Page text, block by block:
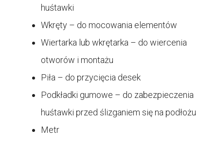
huśtawki
Wkręty – do mocowania elementów
Wiertarka lub wkrętarka – do wiercenia
otworów i montażu
Piła – do przycięcia desek
Podkładki gumowe – do zabezpieczenia
huśtawki przed ślizganiem się na podłożu
Metr